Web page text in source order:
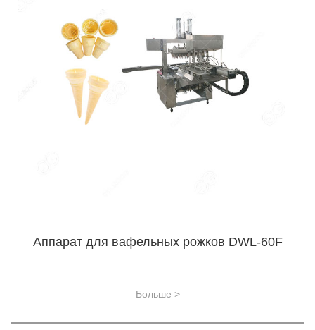
Аппарат для вафельных рожков DWL-60F
Больше >